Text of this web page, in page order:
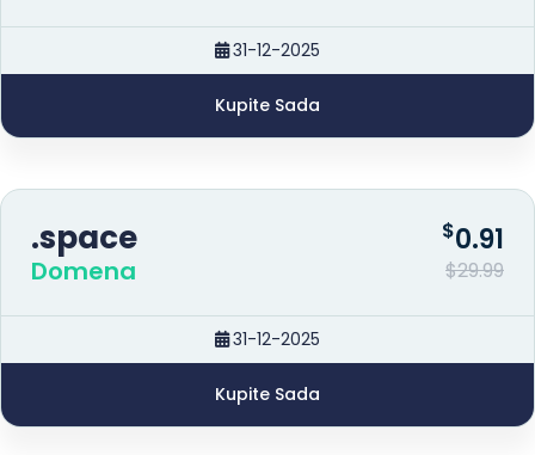
31-12-2025
Kupite Sada
.space
Domena
$0.91
$29.99
31-12-2025
Kupite Sada